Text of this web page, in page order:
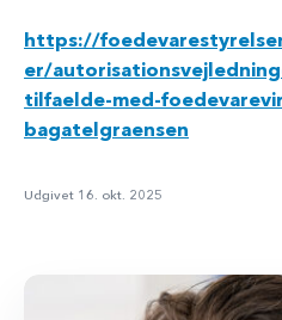
https://
er/
tilfaelde-med-
bagatelgraensen
Udgivet 16. okt. 2025